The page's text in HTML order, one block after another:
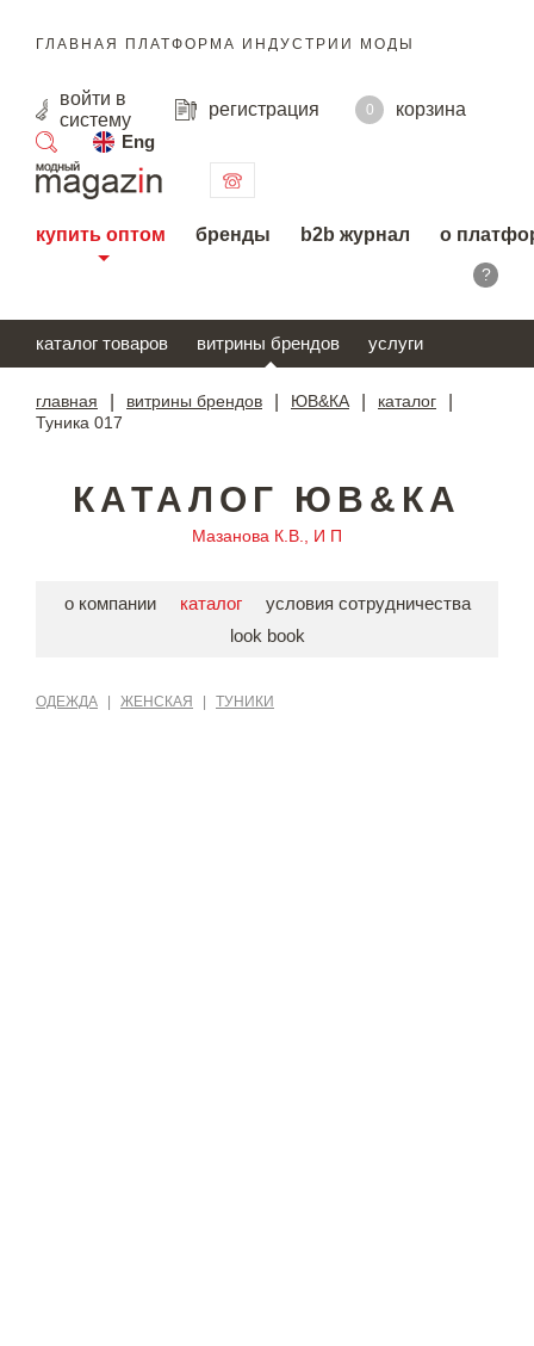
ГЛАВНАЯ ПЛАТФОРМА ИНДУСТРИИ МОДЫ
войти в
систему
регистрация 0
корзина
Eng
поиск
купить оптом бренды b2b журнал о
?
каталог товаров витрины брендов услуги
главная витрины брендов ЮВ&КА каталог
Туника 017
КАТАЛОГ ЮВ&КА
Мазанова К.В., И П
о компании каталог
условия сотрудничества
look book
ОДЕЖДА ЖЕНСКАЯ ТУНИКИ